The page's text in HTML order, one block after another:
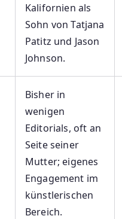
Kalifornien als
Sohn von Tatjana
Patitz und Jason
Johnson.
Bisher in
wenigen
Editorials, oft an
Seite seiner
Mutter; eigenes
Engagement im
künstlerischen
Bereich.